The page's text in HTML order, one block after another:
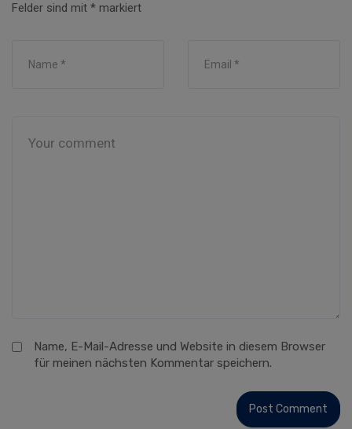
Felder sind mit * markiert
Name, E-Mail-Adresse und Website in diesem Browser
für meinen nächsten Kommentar speichern.